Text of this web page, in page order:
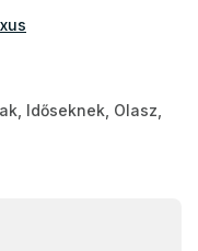
Időseknek, Olasz,